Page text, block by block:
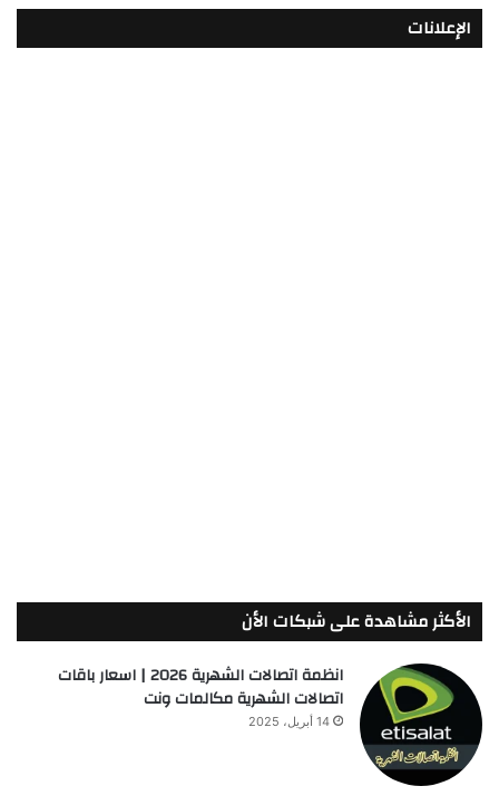
الإعلانات
الأكثر مشاهدة على شبكات الأن
انظمة اتصالات الشهرية 2026 | اسعار باقات
اتصالات الشهرية مكالمات ونت
14 أبريل، 2025